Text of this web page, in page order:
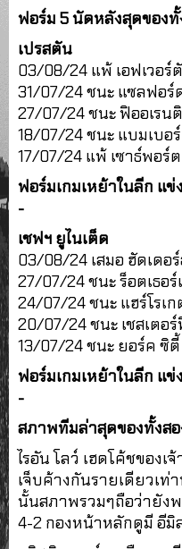
ฟอร์ม 5 นัดหลังสุดของทั้
เปรสตัน
03/08/24 แพ้ เอฟเวอร์
31/07/24 ชนะ แซลฟอร์
27/07/24 ชนะ ฟิออเรน
18/07/24 ชนะ แบมเบอ
17/07/24 แพ้ เซาธ์พอร์
ฟอร์มเกมเหย้าในลีก แข่
-
เชฟฯ ยูไนเต็ด
03/08/24 เสมอ ฮัดเดอ
27/07/24 ชนะ ร็อตเธอ
24/07/24 ชนะ แฮร์โรเ
20/07/24 ชนะ เชสเตอ
13/07/24 ชนะ ยอร์ค ซิ
ฟอร์มเกมเหย้าในลีก แข่
-
สภาพทีมล่าสุดของทั้งส
ไรอัน โลว์ เฮดโค้ชของ
เจ็บค้างกันรายเดียวเท่
นั้นสภาพรวมๆถือว่ายัง
4-2 กองหน้าหลักดูมี อีมิ